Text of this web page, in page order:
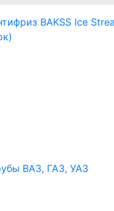
ВАЗ, ГАЗ, УАЗ